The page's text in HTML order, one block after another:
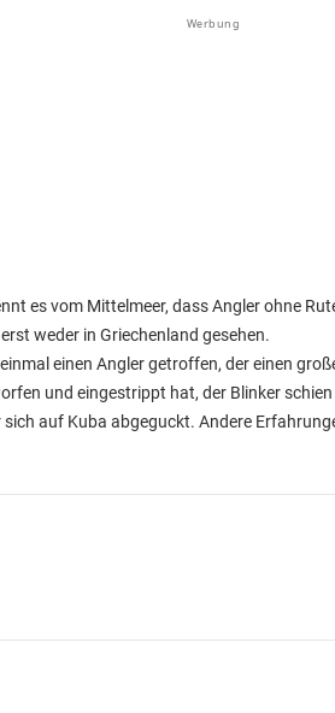
Werbung
es vom Mittelmeer, dass Angler ohne
weder in Griechenland gesehen.
einen Angler getroffen, der einen
und eingestrippt hat, der Blinker
auf Kuba abgeguckt. Andere